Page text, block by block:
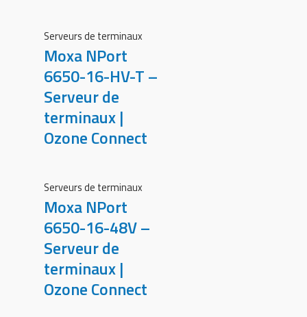
Serveurs de terminaux
Moxa NPort
6650-16-HV-T –
Serveur de
terminaux |
Ozone Connect
Serveurs de terminaux
Moxa NPort
6650-16-48V –
Serveur de
terminaux |
Ozone Connect